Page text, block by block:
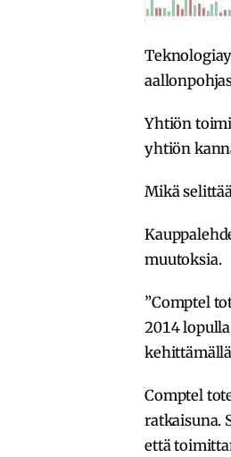
Yhtiön
yhtiön
Mikä
muutoksia.
”Comptel
2014
Comptel
ratkaisuna.
että